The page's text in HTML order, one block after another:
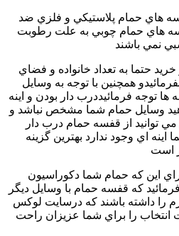
هاي حمام پلاستيكي و فلزي ضد
هاي حمام چوبي به علت رطوبت
نمي باشند
خريد حتما به تعداد خانواده و فضاي
همچنين با توجه به وسايل
ها توجه فرمائيددرب دار بودن و اينه
وسايل حمام شما مشخص نباشد و
توانيد از قفسه حمام درب دار
اينه اي وجود ندارد بهترين گزينه
است
اين كه حمام شما دكوراسيون
كه قفسه حمام با وسايل ديگر
را داشته باشند كه درسايت لوكس
انتخاب را براي شما عزيزان راحت